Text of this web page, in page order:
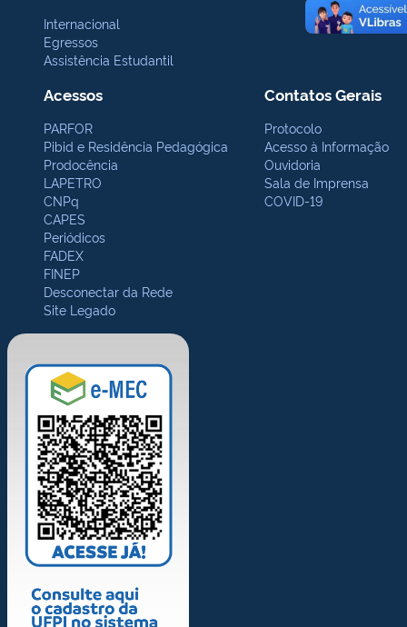
Internacional
Egressos
Assistência Estudantil
Acessos
PARFOR
Pibid e Residência Pedagógica
Prodocência
LAPETRO
CNPq
CAPES
Periódicos
FADEX
FINEP
Desconectar da Rede
Site Legado
Contatos Gerais
Protocolo
Acesso à Informação
Ouvidoria
Sala de Imprensa
COVID-19